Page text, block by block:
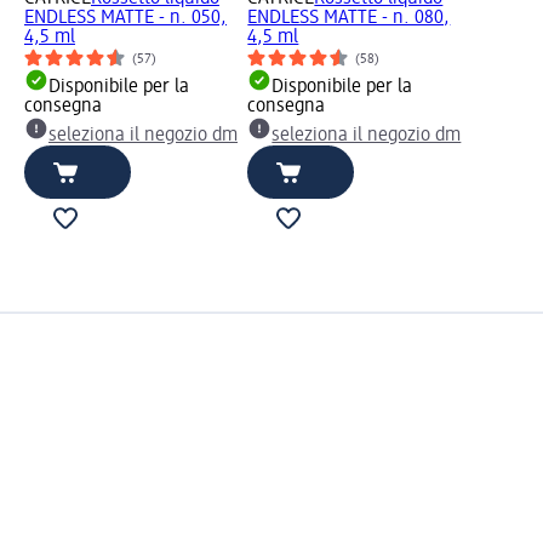
ENDLESS MATTE - n. 050,
4,5 ml
(57)
Disponibile per la
consegna
seleziona il negozio dm
ENDLESS MATTE - n. 080,
4,5 ml
(58)
Disponibile per la
consegna
seleziona il negozio dm